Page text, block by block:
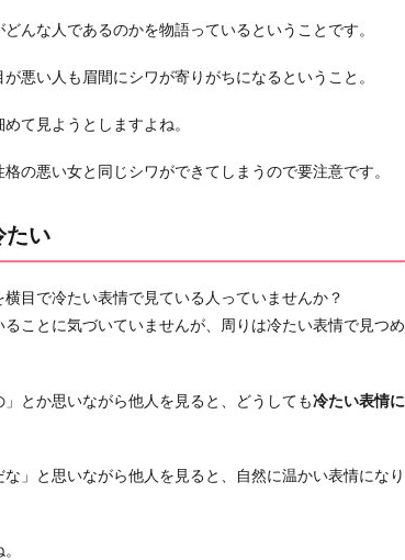
んな人であるのかを物語っているということです。
悪い人も眉間にシワが寄りがちになるということ。
て見ようとしますよね。
の悪い女と同じシワができてしまうので要注意です。
たい
目で冷たい表情で見ている人っていませんか？
ことに気づいていませんが、周りは冷たい表情で見つめ
とか思いながら他人を見ると、どうしても冷たい表情に
」と思いながら他人を見ると、自然に温かい表情になり